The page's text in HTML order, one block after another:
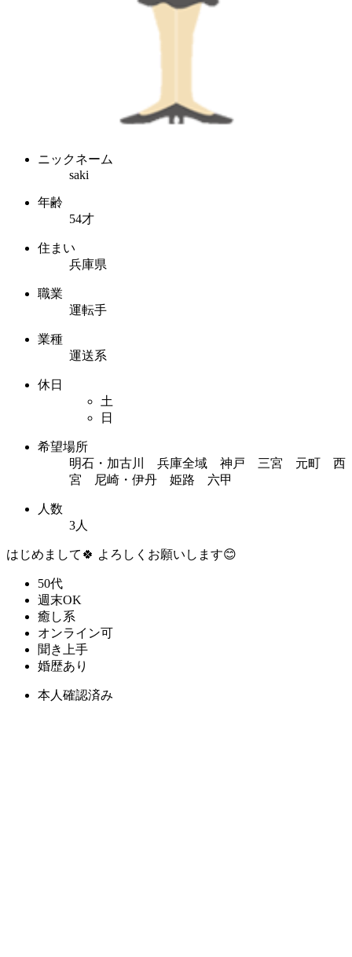
ニックネーム
saki
年齢
54才
住まい
兵庫県
職業
運転手
業種
運送系
休日
土
日
希望場所
明石・加古川 兵庫全域 神戸 三宮 元町 西
宮 尼崎・伊丹 姫路 六甲
人数
3人
はじめまして🍀 よろしくお願いします😊
50代
週末OK
癒し系
オンライン可
聞き上手
婚歴あり
本人確認済み